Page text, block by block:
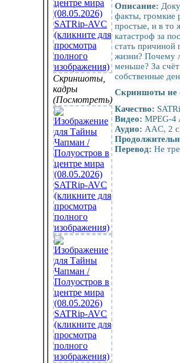
Скриншоты,
кадры
(Посмотреть)
Описание:
факты, громкие
простые, и в то
катастроф за
стать причиной
жизни? Почему
меньше? За
собственные
Скриншоты не
Качество:
Видео: MPEG-4
Аудио: AAC, 2
Перевод: Не